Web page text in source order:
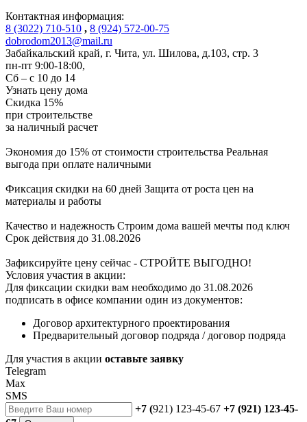
Контактная информация:
8 (3022) 710-510 , 8 (924) 572-00-75
dobrodom2013@mail.ru
Забайкальский край, г. Чита, ул. Шилова, д.103, стр. 3
пн-пт 9:00-18:00,
Сб – с 10 до 14
Узнать цену дома
Скидка 15%
при строительстве
за наличный расчет
Экономия до 15% от стоимости строительства Реальная
выгода при оплате наличными
Фиксация скидки на 60 дней Защита от роста цен на
материалы и работы
Качество и надежность Строим дома вашей мечты под ключ
Срок действия до 31.08.2026
Зафиксируйте цену сейчас - СТРОЙТЕ ВЫГОДНО!
Условия участия в акции:
Для фиксации скидки вам необходимо до 31.08.2026
подписать в офисе компании один из документов:
Договор архитектурного проектирования
Предварительный договор подряда / договор подряда
Для участия в акции оставьте заявку
Telegram
Max
SMS
+7 (921) 123-45-67 +7 (921) 123-45-